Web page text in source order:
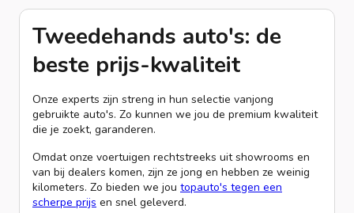
Tweedehands auto's: de
beste prijs-kwaliteit
Onze experts zijn streng in hun selectie vanjong
gebruikte auto's. Zo kunnen we jou de premium kwaliteit
die je zoekt, garanderen.
Omdat onze voertuigen rechtstreeks uit showrooms en
van bij dealers komen, zijn ze jong en hebben ze weinig
kilometers. Zo bieden we jou topauto's tegen een
scherpe prijs en snel geleverd.